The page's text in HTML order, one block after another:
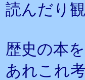
読んだり
歴史の本
あれこれ考